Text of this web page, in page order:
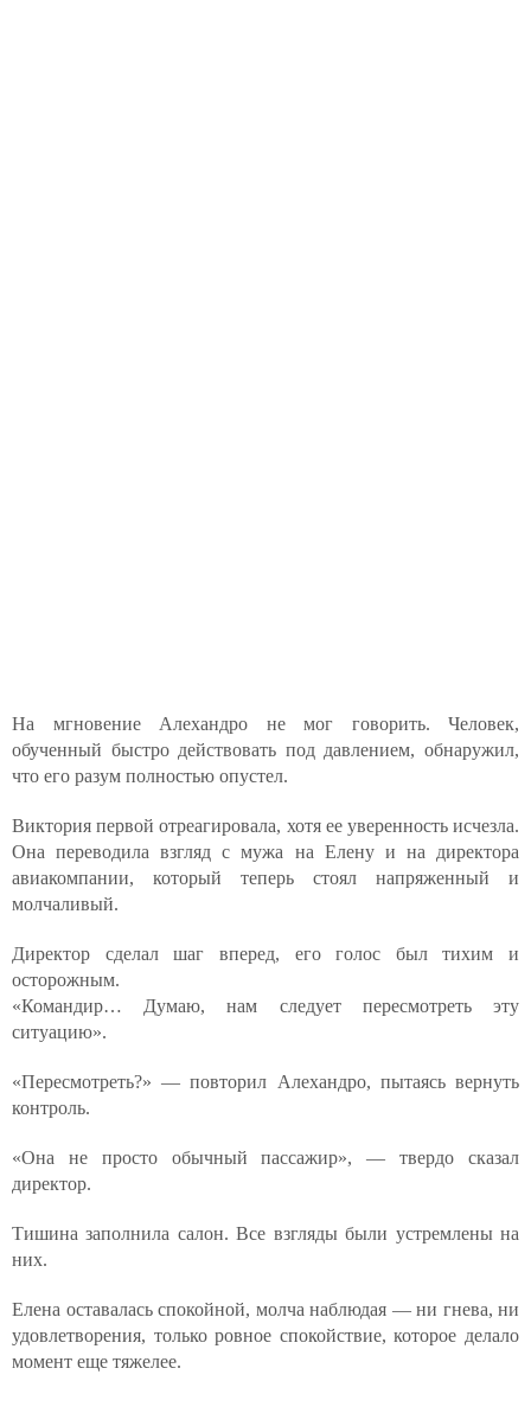
На мгновение Алехандро не мог говорить. Человек,
обученный быстро действовать под давлением, обнаружил,
что его разум полностью опустел.
Виктория первой отреагировала, хотя ее уверенность исчезла.
Она переводила взгляд с мужа на Елену и на директора
авиакомпании, который теперь стоял напряженный и
молчаливый.
Директор сделал шаг вперед, его голос был тихим и
осторожным.
«Командир… Думаю, нам следует пересмотреть эту
ситуацию».
«Пересмотреть?» — повторил Алехандро, пытаясь вернуть
контроль.
«Она не просто обычный пассажир», — твердо сказал
директор.
Тишина заполнила салон. Все взгляды были устремлены на
них.
Елена оставалась спокойной, молча наблюдая — ни гнева, ни
удовлетворения, только ровное спокойствие, которое делало
момент еще тяжелее.